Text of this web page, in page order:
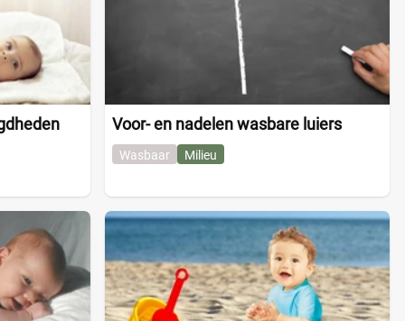
Voor- en nadelen wasbare luiers
Wasbaar Milieu